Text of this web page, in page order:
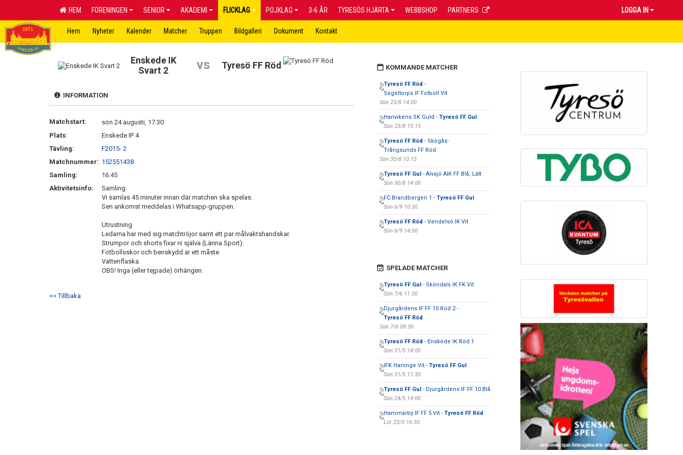
HEM FÖRENINGEN SENIOR AKADEMI FLICKLAG POJKLAG 3-6 ÅR TYRESÖS HJÄRTA WEBBSHOP PARTNERS LOGGA IN
Hem Nyheter Kalender Matcher Truppen Bildgalleri Dokument Kontakt
Enskede IK
Svart 2
vs Tyresö FF Röd
INFORMATION
Matchstart:
sön 24 augusti, 17:30
Plats:
Enskede IP 4
Tävling:
F2015- 2
Matchnummer: 152551438
Samling:
16:45
Aktivitetsinfo:
Samling
Vi samlas 45 minuter innan där matchen ska spelas.
Sen ankomst meddelas i Whatsapp-gruppen.
Utrustning
Ledarna har med sig matchtröjor samt ett par målvaktshandskar.
Strumpor och shorts fixar ni själva (Länna Sport).
Fotbollsskor och benskydd är ett måste.
Vattenflaska.
OBS! Inga (eller tejpade) örhängen.
<< Tillbaka
KOMMANDE MATCHER
Tyresö FF Röd -
Segeltorps IF Fotboll Vit
Sön 23/8 14:00
Hanvikens SK Guld - Tyresö FF Gul
Sön 23/8 15:15
Tyresö FF Röd - Skogås-
Trångsunds FF Röd
Sön 30/8 10:15
Tyresö FF Gul- Älvsjö AIK FF Blå, Lätt
Sön 30/8 14:00
FC Brandbergen 1 - Tyresö FF Gul
Sön 6/9 10:30
Tyresö FF Röd - Vendelsö IK Vit
Sön 6/9 14:00
SPELADE MATCHER
Tyresö FF Gul- Sköndals IK FK Vit
Sön 7/6 11:30
Djurgårdens IF FF 10 Röd 2 -
Tyresö FF Röd
Sön 7/6 08:30
Tyresö FF Röd - Enskede IK Röd 1
Sön 31/5 14:00
IFK Haninge Vit - Tyresö FF Gul
Sön 31/5 11:30
Tyresö FF Gul- Djurgårdens IF FF 10 Blå
Sön 24/5 14:00
Hammarby IF FF 5 Vit - Tyresö FF Röd
Lör 23/5 16:30